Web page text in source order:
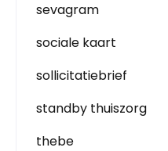
sevagram
sociale kaart
sollicitatiebrief
standby thuiszorg
thebe